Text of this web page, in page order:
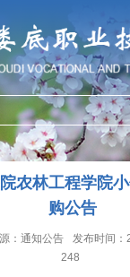
农林工程学院
购公告
：通知公告 发布时间
248